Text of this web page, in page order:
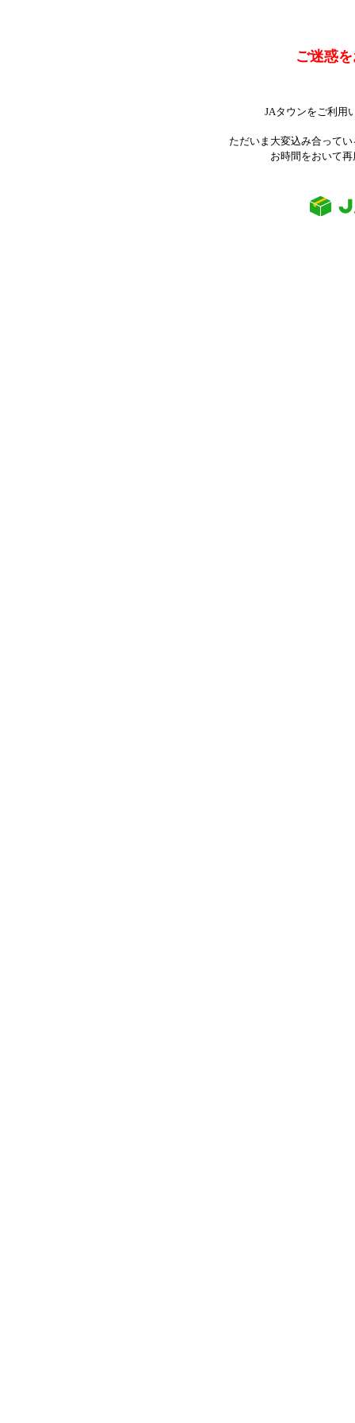
ご迷惑
JAタウンをご利用
ただいま大変込み合って
お時間をおいて